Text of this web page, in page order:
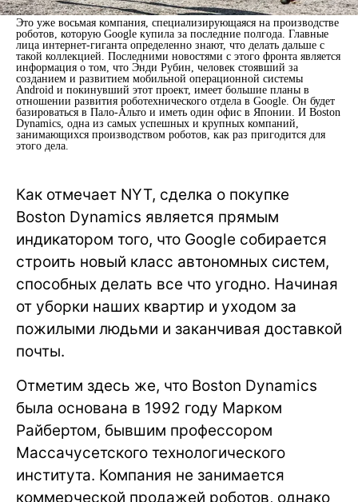
Это уже восьмая компания, специализирующаяся на производстве
роботов, которую Google купила за последние полгода. Главные
лица интернет-гиганта определенно знают, что делать дальше с
такой коллекцией. Последними новостями с этого фронта является
информация о том, что Энди Рубин, человек стоявший за
созданием и развитием мобильной операционной системы
Android и покинувший этот проект, имеет большие планы в
отношении развития роботехнического отдела в Google. Он будет
базироваться в Пало-Альто и иметь один офис в Японии. И Boston
Dynamics, одна из самых успешных и крупных компаний,
занимающихся производством роботов, как раз пригодится для
этого дела.
Как отмечает NYT, сделка о покупке
Boston Dynamics является прямым
индикатором того, что Google собирается
строить новый класс автономных систем,
способных делать все что угодно. Начиная
от уборки наших квартир и уходом за
пожилыми людьми и заканчивая доставкой
почты.
Отметим здесь же, что Boston Dynamics
была основана в 1992 году Марком
Райбертом, бывшим профессором
Массачусетского технологического
института. Компания не занимается
коммерческой продажей роботов, однако